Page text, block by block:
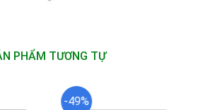
PHẨM TƯƠNG TỰ
-49%